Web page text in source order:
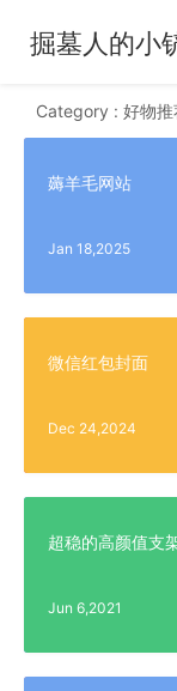
掘墓人的小
Category : 好物推
薅羊毛网站
Jan 18,2025
微信红包封面
Dec 24,2024
超稳的高颜值支
Jun 6,2021